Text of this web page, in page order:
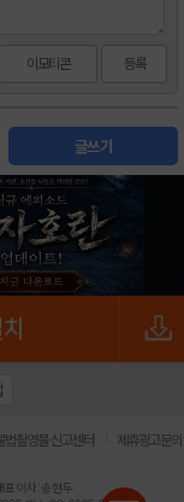
이모티콘 등록
글쓰기
법촬영물 신고센터 제휴광고문의
표이사:송현두